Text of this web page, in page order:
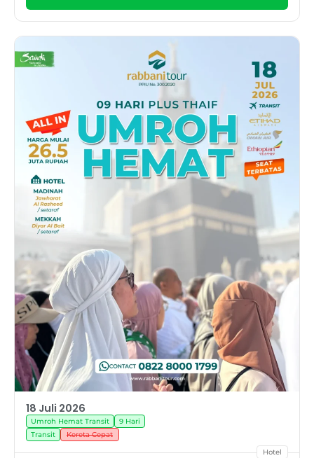
18 Juli 2026
Umroh Hemat Transit
9 Hari
Transit
Kereta Cepat
Hotel